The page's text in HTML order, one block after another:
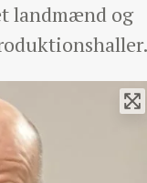
landmænd og